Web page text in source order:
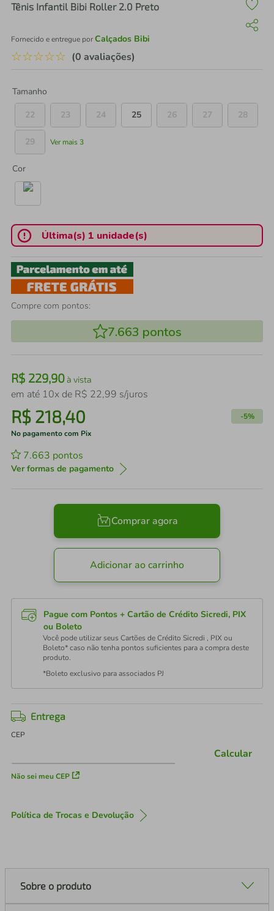
Tênis Infantil Bibi Roller 2.0 Preto
Fornecido e entregue porCalçados Bibi
☆☆☆☆☆ (0 avaliações)
Tamanho
22
23 24 25 26 27 28
29 Ver mais 3
Cor
Última(s) 1 unidade(s)
Compre com pontos:
7.663 pontos
R$ 229,90à vista
em até 10x de R$ 22,99 s/juros
R$ 218,40 -5%
No pagamento com Pix
7.663 pontos
Ver formas de pagamento
Comprar agora
Adicionar ao carrinho
Pague com Pontos + Cartão de Crédito Sicredi, PIX
ou Boleto
Você pode utilizar seus Cartões de Crédito Sicredi , PIX ou
Boleto* caso não tenha pontos suficientes para a compra deste
produto.
*Boleto exclusivo para associados PJ
Entrega
CEP
Não sei meu CEP
Calcular
Política de Trocas e Devolução
Sobre o produto